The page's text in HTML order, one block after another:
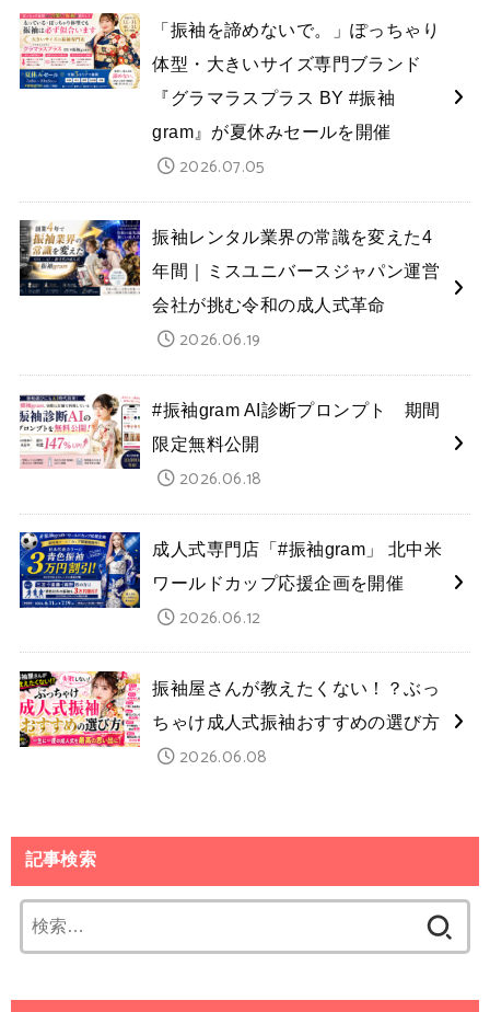
「振袖を諦めないで。」ぽっちゃり
体型・大きいサイズ専門ブランド
『グラマラスプラス BY #振袖
gram』が夏休みセールを開催
2026.07.05
振袖レンタル業界の常識を変えた4
年間｜ミスユニバースジャパン運営
会社が挑む令和の成人式革命
2026.06.19
#振袖gram AI診断プロンプト 期間
限定無料公開
2026.06.18
成人式専門店「#振袖gram」 北中米
ワールドカップ応援企画を開催
2026.06.12
振袖屋さんが教えたくない！？ぶっ
ちゃけ成人式振袖おすすめの選び方
2026.06.08
記事検索
索: